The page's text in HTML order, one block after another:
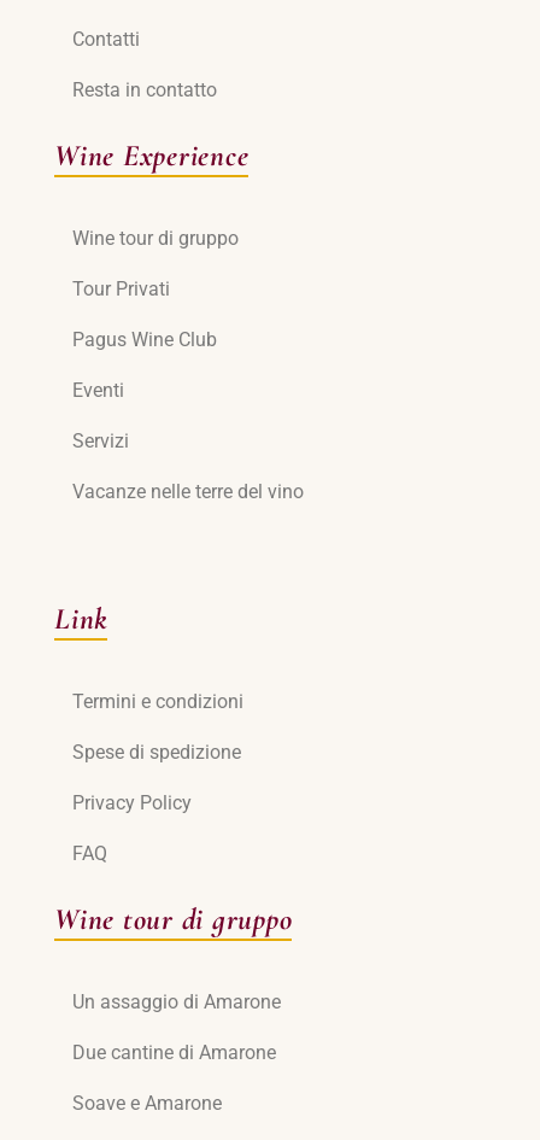
Contatti
Resta in contatto
Wine Experience
Wine tour di gruppo
Tour Privati
Pagus Wine Club
Eventi
Servizi
Vacanze nelle terre del vino
Link
Termini e condizioni
Spese di spedizione
Privacy Policy
FAQ
Wine tour di gruppo
Un assaggio di Amarone
Due cantine di Amarone
Soave e Amarone